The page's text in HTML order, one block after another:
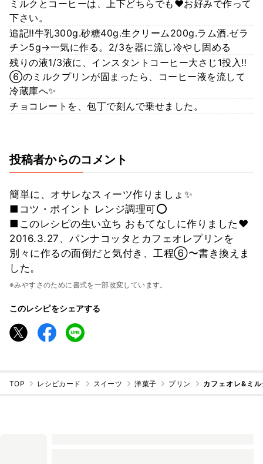
ミルクとコーヒーは、上下どちらでも❤️お好みで作って
下さい。
追記‼️牛乳300g.砂糖40g.生クリーム200g.ラム酒.ゼラ
チン5g→一気に作る。2/3を器に流し冷やし固める
残りの液1/3液に、インスタントコーヒー大さじ1投入‼️
⑥のミルクプリンが固まったら、コーヒー液を流して
冷蔵庫へ✨
チョコレートを、包丁で刻んで乗せました。
投稿者からのコメント
簡単に、オサレなスィーツ作りましょ✨
■コツ・ポイント レンジ調理可⭕️
■このレシピの生い立ち おもてなしに作りました❤️
2016.3.27、パンナコッタとカフェオレプリンを
別々に作るの面倒だと気付き、工程⑥〜書き換えま
した。
※みやすさのために書式を一部改変しています。
このレシピをシェアする
TOP レシピカード スイーツ 洋菓子 プリン カフェオレ&ミ